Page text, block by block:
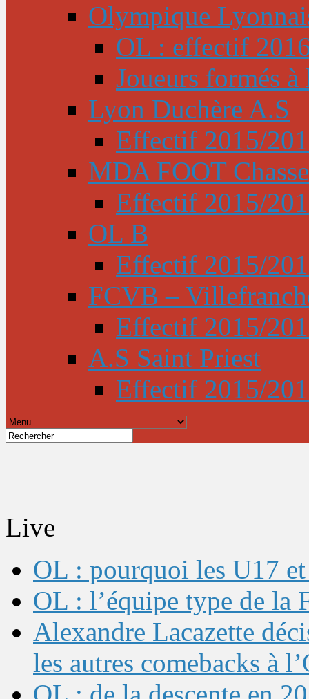
Olympique
OL : effectif
Joueurs formés
Lyon Duchère A.S
Effectif 2015/
MDA FOOT
Effectif 2015/
OL B
Effectif 2015/
FCVB –
Effectif 2015/
A.S Saint Priest
Effectif 2015/
Live
OL : pourquoi les U17
OL : l’équipe type de la
Alexandre Lacazette
les autres comebacks à